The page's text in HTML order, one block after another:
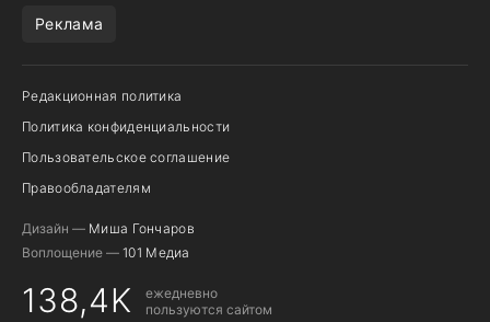
Реклама
Редакционная политика
Политика конфиденциальности
Пользовательское соглашение
Правообладателям
Дизайн — Миша Гончаров
Воплощение — 101 Медиа
138,4K
ежедневно
пользуются сайтом